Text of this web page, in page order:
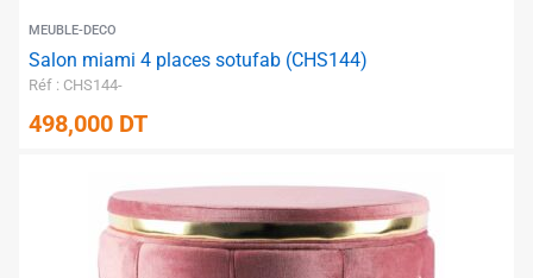
MEUBLE-DECO
Salon miami 4 places sotufab (CHS144)
Réf : CHS144-
498,000 DT
✱